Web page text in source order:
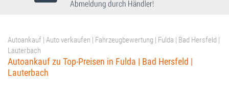
Autoankauf | Auto verkaufen | Fahrzeugbewertung | Fulda | Bad Hersfeld |
Lauterbach
Autoankauf zu Top-Preisen in Fulda | Bad Hersfeld |
Lauterbach